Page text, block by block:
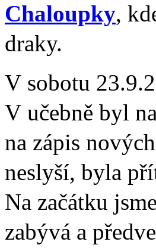
Chaloupky,
draky.
V sobotu
V učebně byl
na zápis
neslyší, byla
Na začátku
zabývá a